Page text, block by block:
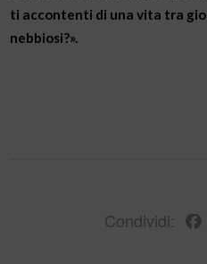
ti accontenti di una vita tra
nebbiosi?».
Condividi: